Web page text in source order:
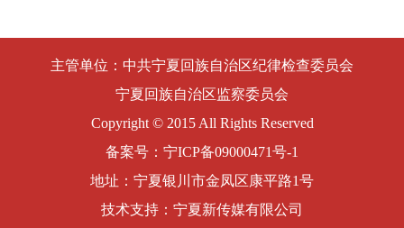
主管单位：中共宁夏回族自治区纪律检查委员会
宁夏回族自治区监察委员会
Copyright © 2015 All Rights Reserved
备案号： 宁ICP备09000471号-1
地址：宁夏银川市金凤区康平路1号
技术支持：宁夏新传媒有限公司